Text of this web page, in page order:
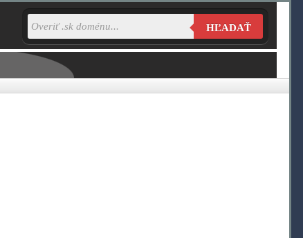
HĽADAŤ